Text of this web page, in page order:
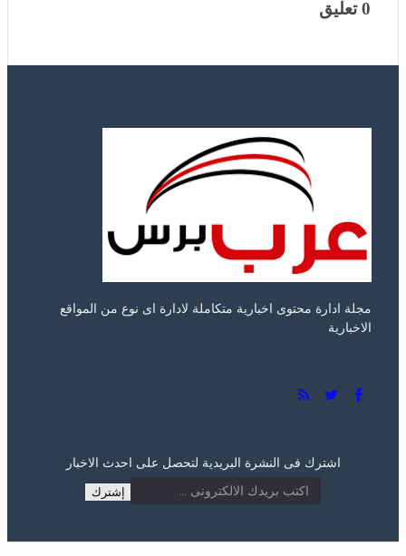
0 تعليق
مجلة ادارة محتوى اخبارية متكاملة لادارة اى نوع من المواقع
الاخبارية
اشترك فى النشرة البريدية لتحصل على احدث الاخبار